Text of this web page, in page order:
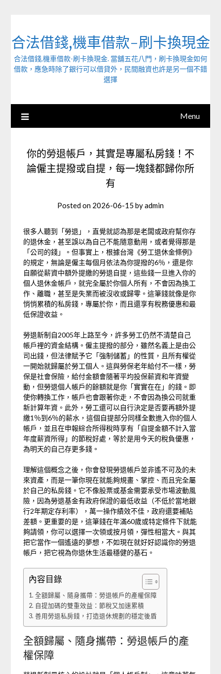
合法借錢,機車借款-刷卡換現金
合法借錢,機車借款-刷卡換現金. 當舖五花八門，刷卡換現金如何
借款，應急時除了銀行可以借貸外，民間融資也許是另一個不錯
選擇
Menu
你的勞退帳戶，其實是專屬私房錢！不
論僱主提撥或自提，每一塊錢都歸你所
有
Posted on 2026-06-15 byadmin
很多人聽到「勞退」，直覺就認為那是老闆或政府幫你存
的退休金，甚至誤以為自己不能隨意動用，或者覺得那是
「公司的錢」。但事實上，根據台灣《勞工退休金條例》
的規定，無論是僱主每個月依法為你提撥的6％，還是你
自願從薪資中額外提繳的勞退自提，這些錢一旦進入你的
個人退休金帳戶，就完全屬於你個人所有，不會因為換工
作、離職，甚至是失業而被沒收或歸零。這筆錢就像是你
悄悄累積的私房錢，專屬於你，而且還享有稅務優惠和最
低保證收益。
勞退新制自2005年上路至今，許多勞工仍然不清楚自己
帳戶裡的資金結構。僱主提撥的部分，雖然名義上是由公
司出錢，但法律賦予它「強制儲蓄」的性質，且所有權從
一開始就歸屬於勞工個人。這與勞保老年給付不一樣，勞
保是社會保險，給付金額會隨著平均投保薪資和年資變
動，但勞退個人帳戶的餘額就是你「實實在在」的錢。即
使你轉換工作，帳戶也會跟著你走，不會因為換公司就重
新計算年資。此外，勞工還可以自行決定是否要再額外提
繳1％到6％的薪水，這個自提部分同樣全數進入你的個人
帳戶，並且在申報綜合所得稅時享有「自提金額不計入當
年度薪資所得」的節稅好處，等於是用今天的稅負優惠，
為明天的自己存更多錢。
理解這個概念之後，你會發現勞退帳戶並非遙不可及的未
來資產，而是一筆你現在就能夠規畫、掌控、而且完全屬
於自己的私房錢。它不像股票或基金需要承受市場波動風
險，因為勞退基金有政府保證的最低收益（不低於當地銀
行2年期定存利率），萬一操作績效不佳，政府還要補貼
差額。更重要的是，這筆錢在年滿60歲或特定條件下就能
夠請領，你可以選擇一次領或按月領，彈性相當大。與其
把它當作一個遙遠的夢想，不如現在就好好認識你的勞退
帳戶，把它視為你退休生活最穩健的基石。
內容目錄
全額歸屬、隨身攜帶：勞退帳戶的產權保障
自提加碼的雙重效益：節稅又加速累積
善用勞退私房錢，打造退休規劃的穩定後盾
全額歸屬、隨身攜帶：勞退帳戶的產
權保障